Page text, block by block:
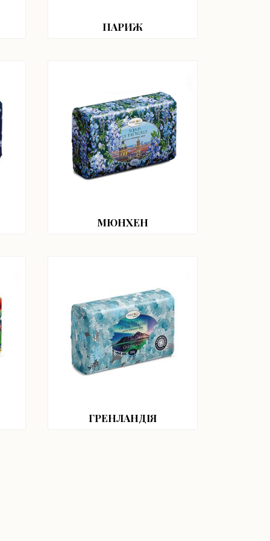
ПАРИЖ
МЮНХЕН
ГРЕНЛАНДІЯ